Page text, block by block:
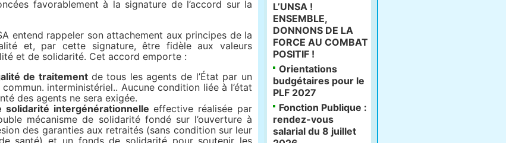
favorablement à la signature de l’accord sur la
entend rappeler son attachement aux principes de la
et, par cette signature, être fidèle aux valeurs
et de solidarité. Cet accord emporte :
de traitement de tous les agents de l’État par un
commun. interministériel.. Aucune condition liée à l’état
des agents ne sera exigée.
solidarité intergénérationnelle effective réalisée par
mécanisme de solidarité fondé sur l’ouverture à
des garanties aux retraités (sans condition sur leur
santé) et un fonds de solidarité pour soutenir les
L’UNSA !
ENSEMBLE,
DONNONS DE LA
FORCE AU COMBAT
POSITIF !
Orientations
budgétaires pour le
PLF 2027
Fonction Publique :
rendez-vous
salarial du 8 juillet